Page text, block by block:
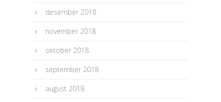
desember 2018
november 2018
oktober 2018
september 2018
august 2018